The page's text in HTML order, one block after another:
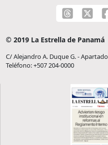
© 2019 La Estrella de Panamá
C/ Alejandro A. Duque G. -
Teléfono: +507 204-0000